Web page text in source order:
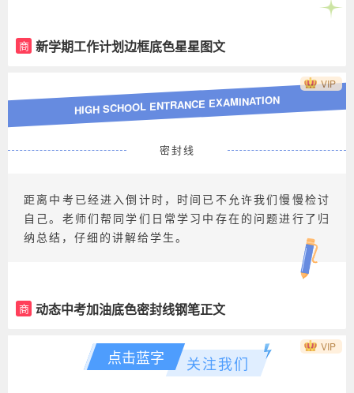
商 新学期工作计划边框底色星星图文
HIGH SCHOOL ENTRANCE EXAMINATION
密封线
距离中考已经进入倒计时，时间已不允许我们慢慢检讨
自己。老师们帮同学们日常学习中存在的问题进行了归
纳总结，仔细的讲解给学生。
商 动态中考加油底色密封线钢笔正文
VIP
点击蓝字 关注我们
VIP